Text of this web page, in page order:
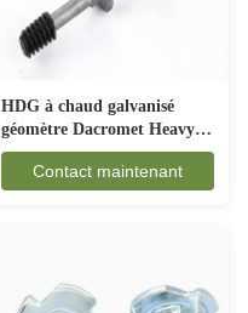
HDG à chaud galvanisé
géomètre Dacromet Heavy
Duty Hex boulon avec
écrousse lave-linge à ressort
Contact maintenant